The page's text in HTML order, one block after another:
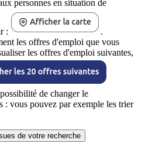
personnes en situation de
:
.
les offres d'emploi que vous
les offres d'emploi suivantes,
de changer le
: vous pouvez par exemple les trier
de votre recherche